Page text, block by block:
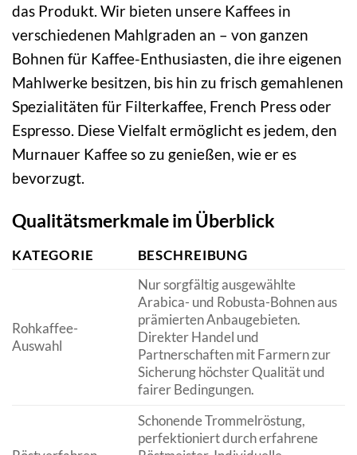
das Produkt. Wir bieten unsere Kaffees in
verschiedenen Mahlgraden an – von ganzen
Bohnen für Kaffee-Enthusiasten, die ihre eigenen
Mahlwerke besitzen, bis hin zu frisch gemahlenen
Spezialitäten für Filterkaffee, French Press oder
Espresso. Diese Vielfalt ermöglicht es jedem, den
Murnauer Kaffee so zu genießen, wie er es
bevorzugt.
Qualitätsmerkmale im Überblick
KATEGORIE BESCHREIBUNG
Rohkaffee-
Auswahl
Nur sorgfältig ausgewählte
Arabica- und Robusta-Bohnen aus
prämierten Anbaugebieten.
Direkter Handel und
Partnerschaften mit Farmern zur
Sicherung höchster Qualität und
fairer Bedingungen.
Schonende Trommelröstung,
perfektioniert durch erfahrene